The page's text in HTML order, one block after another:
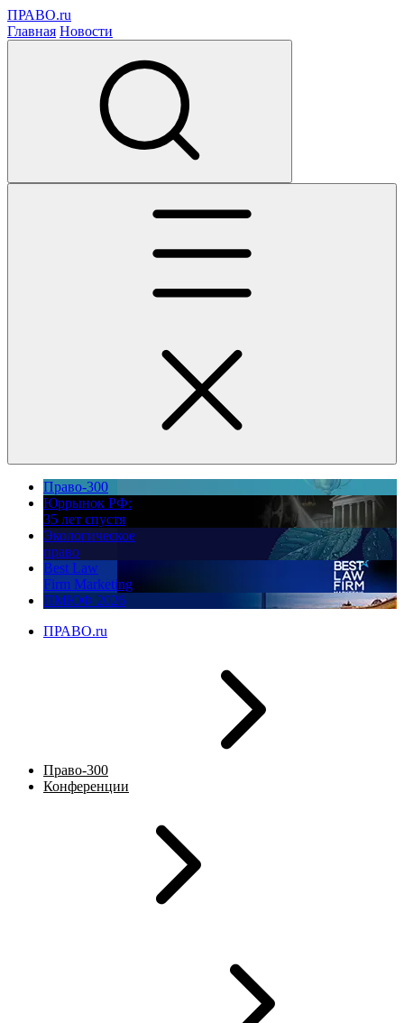
ПРАВО.ru
Главная Новости
Право-300
Юррынок РФ:
35 лет спустя
Экологическое
право
Best Law
Firm Marketing
ПМЮФ 2026
ПРАВО.ru
Право-300
Конференции